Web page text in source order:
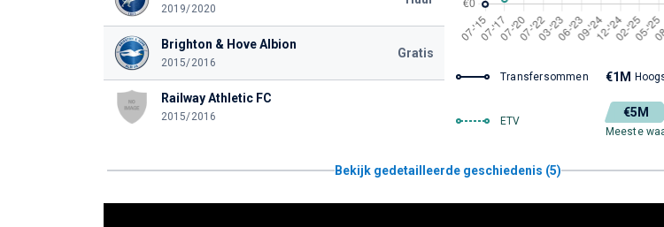
2019/2020
Brighton & Hove Albion
2015/2016
Gratis
Railway Athletic FC
2015/2016
Transfersommen €1M
ETV
€5M
Meeste
Bekijk gedetailleerde geschiedenis (5)